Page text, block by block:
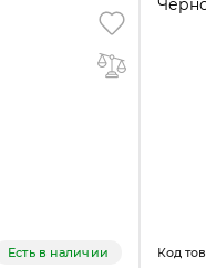
Есть в наличии